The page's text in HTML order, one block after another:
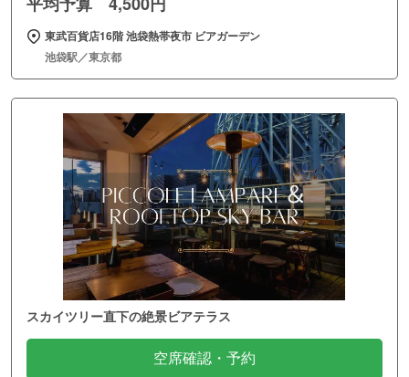
東武百貨店16階 池袋熱帯夜市 ビアガーデン
池袋駅／東京都
スカイツリー直下の絶景ビアテラス
空席確認・予約